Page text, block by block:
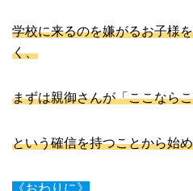
学校に来るのを嫌がるお子様
く、
まずは親御さんが「ここなら
という確信を持つことから始
《おわりに》